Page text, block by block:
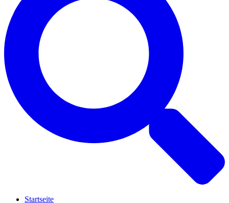
Startseite